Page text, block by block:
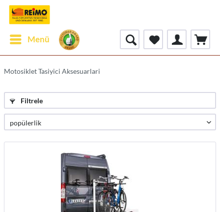
Menü
Motosiklet Tasiyici Aksesuarlari
Filtrele